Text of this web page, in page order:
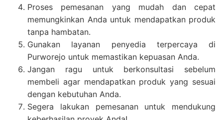
Proses pemesanan yang mudah dan cepat
memungkinkan Anda untuk mendapatkan produk
tanpa hambatan.
Gunakan layanan penyedia terpercaya di
Purworejo untuk memastikan kepuasan Anda.
Jangan ragu untuk berkonsultasi sebelum
membeli agar mendapatkan produk yang sesuai
dengan kebutuhan Anda.
Segera lakukan pemesanan untuk mendukung